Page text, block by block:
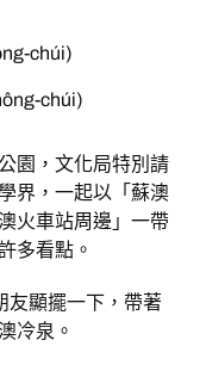
chúi)
chúi)
園，文化局特別請
界，一起以「蘇澳
火車站周邊」一帶
多看點。
友顯擺一下，帶著
冷泉。